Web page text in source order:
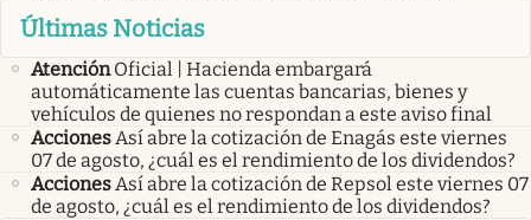
Últimas Noticias
Atención Oficial | Hacienda embargará
automáticamente las cuentas bancarias, bienes y
vehículos de quienes no respondan a este aviso final
AccionesAsí abre la cotización de Enagás este viernes
07 de agosto, ¿cuál es el rendimiento de los dividendos?
AccionesAsí abre la cotización de Repsol este viernes 07
de agosto, ¿cuál es el rendimiento de los dividendos?